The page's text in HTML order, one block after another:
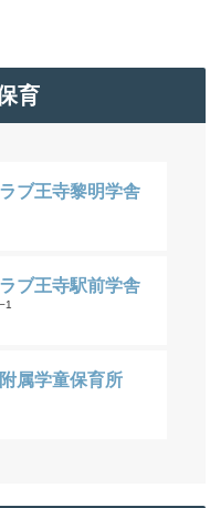
育
ブ王寺黎明学舎
ブ王寺駅前学舎
属学童保育所